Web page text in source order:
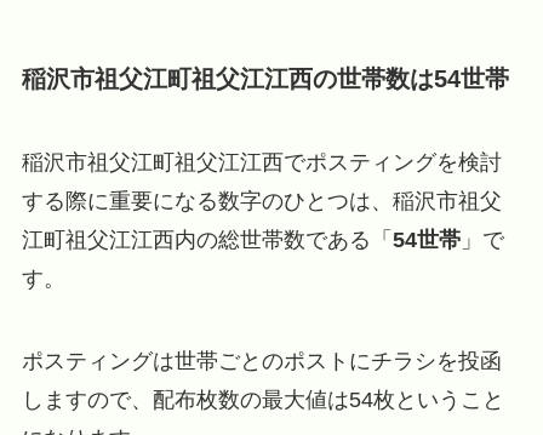
稲沢市祖父江町祖父江江西の世帯数は54世帯
稲沢市祖父江町祖父江江西でポスティングを検討
する際に重要になる数字のひとつは、稲沢市祖父
江町祖父江江西内の総世帯数である「 54世帯」で
す。
ポスティングは世帯ごとのポストにチラシを投函
しますので、配布枚数の最大値は54枚ということ